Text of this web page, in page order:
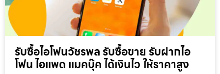
รับซื้อไอโฟนวัชรพล รับซื้อขาย รับฝากไอ
โฟน ไอแพด แมคบุ๊ค ได้เงินไว ให้ราคาสูง